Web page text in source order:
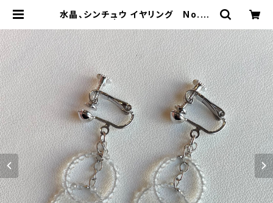
水晶、シンチュウ イヤリング No.38